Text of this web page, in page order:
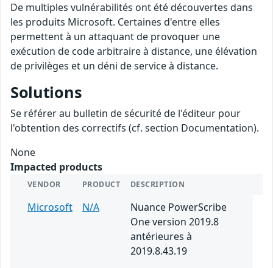
De multiples vulnérabilités ont été découvertes dans
les produits Microsoft. Certaines d'entre elles
permettent à un attaquant de provoquer une
exécution de code arbitraire à distance, une élévation
de privilèges et un déni de service à distance.
Solutions
Se référer au bulletin de sécurité de l'éditeur pour
l'obtention des correctifs (cf. section Documentation).
None
Impacted products
VENDOR PRODUCT DESCRIPTION
Microsoft N/A
Nuance PowerScribe
One version 2019.8
antérieures à
2019.8.43.19